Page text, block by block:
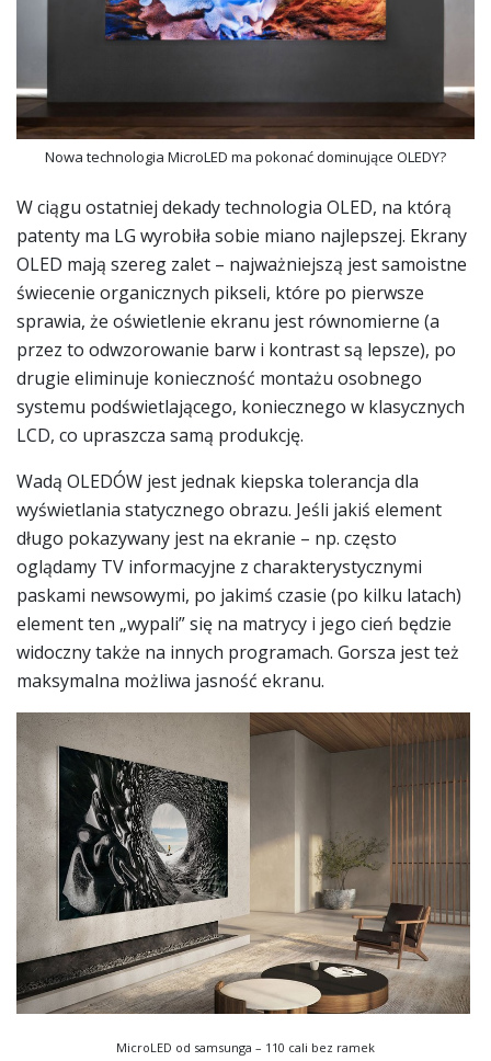
Nowa technologia MicroLED ma pokonać dominujące OLEDY?
W ciągu ostatniej dekady technologia OLED, na którą
patenty ma LG wyrobiła sobie miano najlepszej. Ekrany
OLED mają szereg zalet – najważniejszą jest samoistne
świecenie organicznych pikseli, które po pierwsze
sprawia, że oświetlenie ekranu jest równomierne (a
przez to odwzorowanie barw i kontrast są lepsze), po
drugie eliminuje konieczność montażu osobnego
systemu podświetlającego, koniecznego w klasycznych
LCD, co upraszcza samą produkcję.
Wadą OLEDÓW jest jednak kiepska tolerancja dla
wyświetlania statycznego obrazu. Jeśli jakiś element
długo pokazywany jest na ekranie – np. często
oglądamy TV informacyjne z charakterystycznymi
paskami newsowymi, po jakimś czasie (po kilku latach)
element ten „wypali” się na matrycy i jego cień będzie
widoczny także na innych programach. Gorsza jest też
maksymalna możliwa jasność ekranu.
MicroLED od samsunga – 110 cali bez ramek